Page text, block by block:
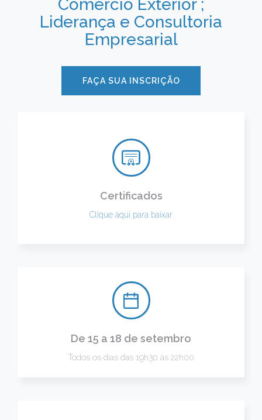
Comércio Exterior ;
Liderança e Consultoria
Empresarial
FAÇA SUA INSCRIÇÃO
Certificados
Clique aqui para baixar
De 15 a 18 de setembro
Todos os dias das 19h30 às 22h00